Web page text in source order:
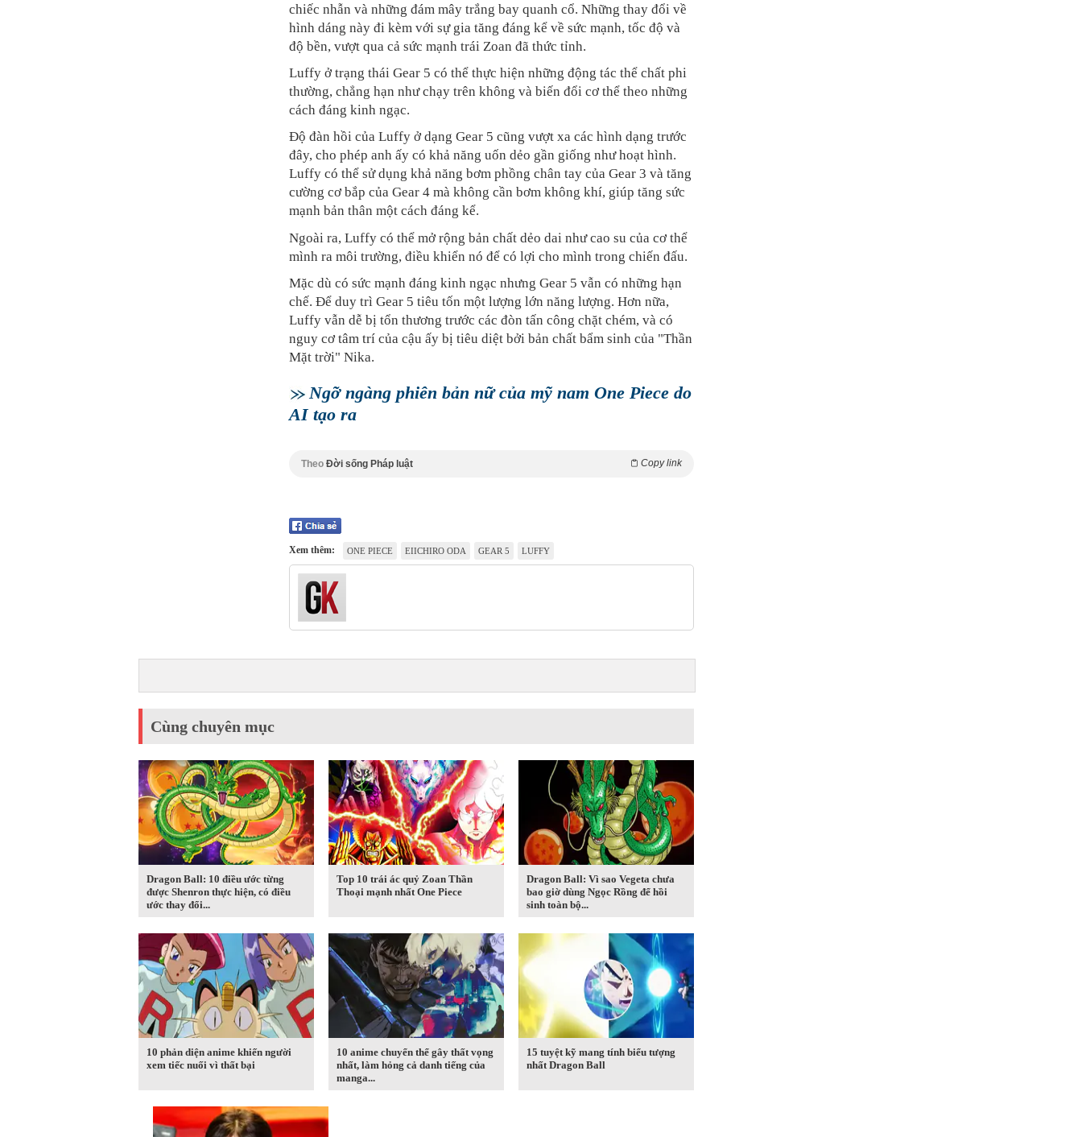
chiếc nhẫn và những đám mây trắng bay quanh cổ. Những thay đổi về
hình dáng này đi kèm với sự gia tăng đáng kể về sức mạnh, tốc độ và
độ bền, vượt qua cả sức mạnh trái Zoan đã thức tỉnh.
Luffy ở trạng thái Gear 5 có thể thực hiện những động tác thể chất phi
thường, chẳng hạn như chạy trên không và biến đổi cơ thể theo những
cách đáng kinh ngạc.
Độ đàn hồi của Luffy ở dạng Gear 5 cũng vượt xa các hình dạng trước
đây, cho phép anh ấy có khả năng uốn dẻo gần giống như hoạt hình.
Luffy có thể sử dụng khả năng bơm phồng chân tay của Gear 3 và tăng
cường cơ bắp của Gear 4 mà không cần bơm không khí, giúp tăng sức
mạnh bản thân một cách đáng kể.
Ngoài ra, Luffy có thể mở rộng bản chất dẻo dai như cao su của cơ thể
mình ra môi trường, điều khiển nó để có lợi cho mình trong chiến đấu.
Mặc dù có sức mạnh đáng kinh ngạc nhưng Gear 5 vẫn có những hạn
chế. Để duy trì Gear 5 tiêu tốn một lượng lớn năng lượng. Hơn nữa,
Luffy vẫn dễ bị tổn thương trước các đòn tấn công chặt chém, và có
nguy cơ tâm trí của cậu ấy bị tiêu diệt bởi bản chất bẩm sinh của "Thần
Mặt trời" Nika.
Ngỡ ngàng phiên bản nữ của mỹ nam One Piece do
AI tạo ra
Theo Đời sống Pháp luật Copy link
Xem thêm: ONE PIECE EIICHIRO ODA GEAR 5 LUFFY
Cùng chuyên mục
Dragon Ball: 10 điều ước từng
được Shenron thực hiện, có điều
ước thay đổi...
Top 10 trái ác quỷ Zoan Thần
Thoại mạnh nhất One Piece
Dragon Ball: Vì sao Vegeta chưa
bao giờ dùng Ngọc Rồng để hồi
sinh toàn bộ...
10 phản diện anime khiến người
xem tiếc nuối vì thất bại
10 anime chuyển thể gây thất vọng
nhất, làm hỏng cả danh tiếng của
manga...
15 tuyệt kỹ mang tính biểu tượng
nhất Dragon Ball